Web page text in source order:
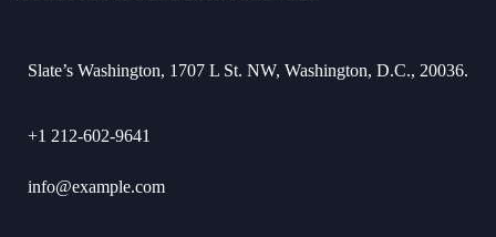
Slate’s Washington, 1707 L St. NW, Washington, D.C., 20036.
+1 212-602-9641
info@example.com